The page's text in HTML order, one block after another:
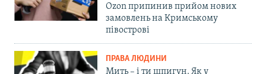
Ozon припинив прийом нових
замовлень на Кримському
півострові
ПРАВА ЛЮДИНИ
Мить – і ти шпигун. Як у